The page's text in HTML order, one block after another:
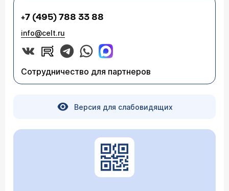
+7 (495) 788 33 88
info@celt.ru
Сотрудничество для партнеров
Версия для слабовидящих